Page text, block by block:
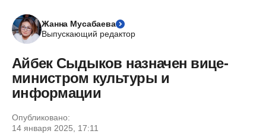
Жанна Мусабаева
Выпускающий редактор
Айбек Сыдыков назначен вице-
министром культуры и
информации
Опубликовано:
14 января 2025, 17:11